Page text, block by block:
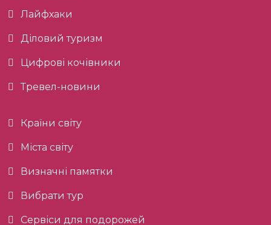
Лайфхаки
Діловий туризм
Цифрові кочівники
Тревел-новини
Країни світу
Міста світу
Визначні памятки
Вибрати тур
Сервіси для подорожей